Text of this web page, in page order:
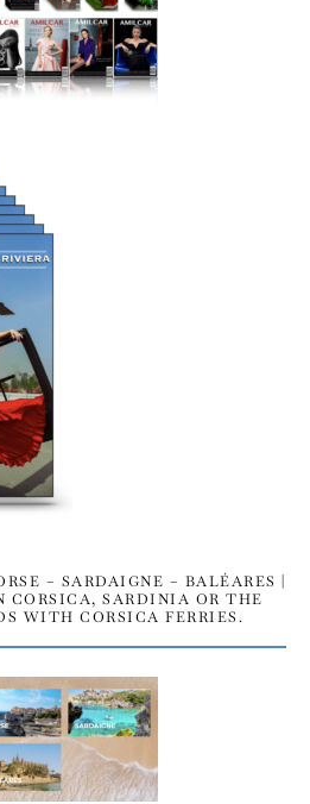
– SARDAIGNE – BALÉARES |
CORSICA, SARDINIA OR THE
WITH CORSICA FERRIES.